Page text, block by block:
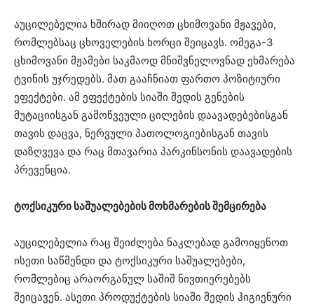
აუცილებელია ხშირად მიიღოთ ცხიმოვანი მჟავები,
რომლებსაც ცხოველების ხორცი შეიცავს. ომეგა-3
ცხიმოვანი მჟამები საკმაოდ მნიშვნელოვნად ეხმარება
ტვინის უჯრედებს. მათ გააჩნიათ ფართო პოზიტიური
ეფექტები. ამ ეფექტების სიაში შედის გენების
მუტაციისგან გამოწვეული ცილების დაავადებებისგან
თავის დაცვა, ნერვული პათოლოგიებისგან თავის
დაზღვევა და რაც მთავარია პარკინსონის დაავადების
პრევენცია.
ტოქსიკური საშუალებების მოხმარების შემცირება
აუცილებელია რაც შეიძლება ნაკლებად გამოიყენოთ
ისეთი საწმენდი და ტოქსიკური საშუალებები,
რომლებიც არაორგანულ საშიშ ნივთიერებებს
შეიცავენ. ასეთი პროდუქტების სიაში შედის ჰიგიენური